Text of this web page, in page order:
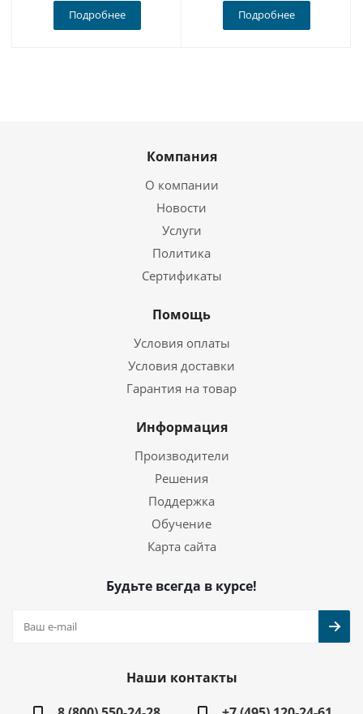
Подробнее Подробнее
Компания
О компании
Новости
Услуги
Политика
Сертификаты
Помощь
Условия оплаты
Условия доставки
Гарантия на товар
Информация
Производители
Решения
Поддержка
Обучение
Карта сайта
Будьте всегда в курсе!
Наши контакты